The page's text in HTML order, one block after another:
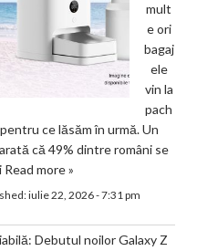
mult
e ori
bagaj
ele
vin la
pach
ce lăsăm în urmă. Un
că 49% dintre români se
Read more »
iulie 22, 2026 - 7:31 pm
Debutul noilor Galaxy Z